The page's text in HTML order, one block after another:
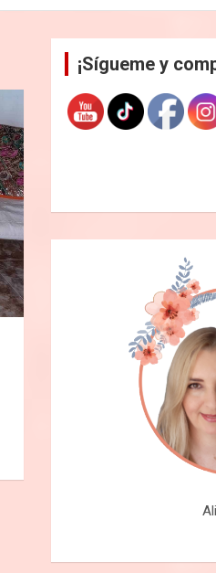
¡Sígueme y